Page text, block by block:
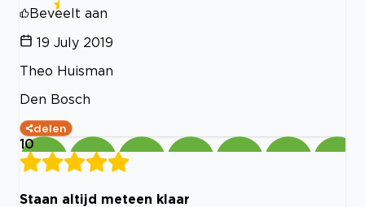
Beveelt aan
19 July 2019
Theo Huisman
Den Bosch
delen
10
Staan altijd meteen klaar